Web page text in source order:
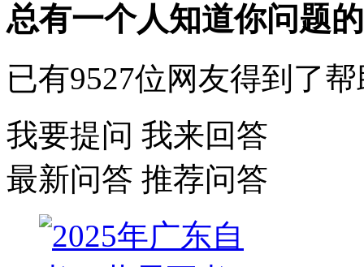
总有一个人知道你问题
已有9527位网友得到了帮
我要提问 我来回答
最新问答 推荐问答